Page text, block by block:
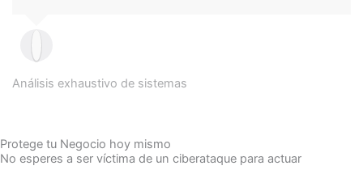
Análisis exhaustivo de sistemas
Protege tu Negocio hoy mismo
No esperes a ser víctima de un ciberataque para actuar